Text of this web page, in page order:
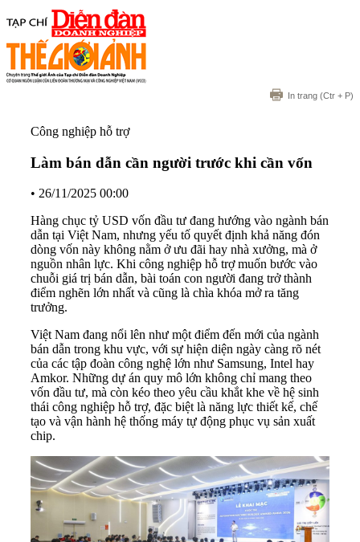
In trang (Ctr + P)
Công nghiệp hỗ trợ
Làm bán dẫn cần người trước khi cần vốn
• 26/11/2025 00:00
Hàng chục tỷ USD vốn đầu tư đang hướng vào ngành bán
dẫn tại Việt Nam, nhưng yếu tố quyết định khả năng đón
dòng vốn này không nằm ở ưu đãi hay nhà xưởng, mà ở
nguồn nhân lực. Khi công nghiệp hỗ trợ muốn bước vào
chuỗi giá trị bán dẫn, bài toán con người đang trở thành
điểm nghẽn lớn nhất và cũng là chìa khóa mở ra tăng
trưởng.
Việt Nam đang nổi lên như một điểm đến mới của ngành
bán dẫn trong khu vực, với sự hiện diện ngày càng rõ nét
của các tập đoàn công nghệ lớn như Samsung, Intel hay
Amkor. Những dự án quy mô lớn không chỉ mang theo
vốn đầu tư, mà còn kéo theo yêu cầu khắt khe về hệ sinh
thái công nghiệp hỗ trợ, đặc biệt là năng lực thiết kế, chế
tạo và vận hành hệ thống máy tự động phục vụ sản xuất
chip.